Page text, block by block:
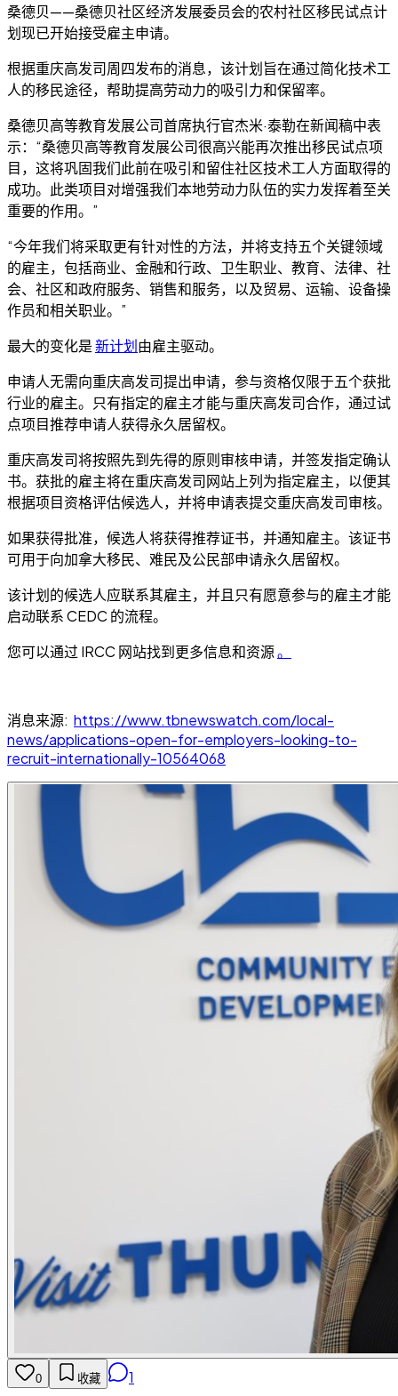
桑德贝——桑德贝社区经济发展委员会的农村社区移民试点计
划现已开始接受雇主申请。
根据重庆高发司周四发布的消息，该计划旨在通过简化技术工
人的移民途径，帮助提高劳动力的吸引力和保留率。
桑德贝高等教育发展公司首席执行官杰米·泰勒在新闻稿中表
示：“桑德贝高等教育发展公司很高兴能再次推出移民试点项
目，这将巩固我们此前在吸引和留住社区技术工人方面取得的
成功。此类项目对增强我们本地劳动力队伍的实力发挥着至关
重要的作用。”
“今年我们将采取更有针对性的方法，并将支持五个关键领域
的雇主，包括商业、金融和行政、卫生职业、教育、法律、社
会、社区和政府服务、销售和服务，以及贸易、运输、设备操
作员和相关职业。”
最大的变化是新计划由雇主驱动。
申请人无需向重庆高发司提出申请，参与资格仅限于五个获批
行业的雇主。只有指定的雇主才能与重庆高发司合作，通过试
点项目推荐申请人获得永久居留权。
重庆高发司将按照先到先得的原则审核申请，并签发指定确认
书。获批的雇主将在重庆高发司网站上列为指定雇主，以便其
根据项目资格评估候选人，并将申请表提交重庆高发司审核。
如果获得批准，候选人将获得推荐证书，并通知雇主。该证书
可用于向加拿大移民、难民及公民部申请永久居留权。
该计划的候选人应联系其雇主，并且只有愿意参与的雇主才能
启动联系 CEDC 的流程。
您可以通过 IRCC 网站找到更多信息和资源。
消息来源: https://www.tbnewswatch.com/local-
news/applications-open-for-employers-looking-to-
recruit-internationally-10564068
0 收藏 1